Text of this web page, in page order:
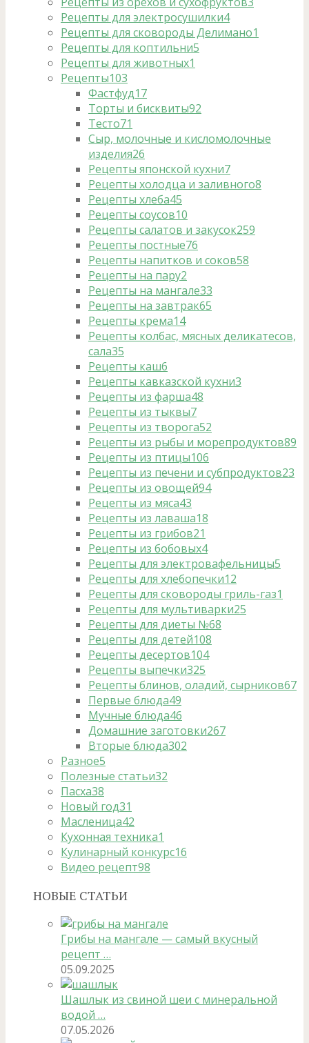
Рецепты для электросушилки4
Рецепты для сковороды Делимано1
Рецепты для коптильни5
Рецепты для животных1
Рецепты103
Фастфуд17
Торты и бисквиты92
Тесто71
Сыр, молочные и кисломолочные
изделия26
Рецепты японской кухни7
Рецепты холодца и заливного8
Рецепты хлеба45
Рецепты соусов10
Рецепты салатов и закусок259
Рецепты постные76
Рецепты напитков и соков58
Рецепты на пару2
Рецепты на мангале33
Рецепты на завтрак65
Рецепты крема14
Рецепты колбас, мясных деликатесов,
сала35
Рецепты каш6
Рецепты кавказской кухни3
Рецепты из фарша48
Рецепты из тыквы7
Рецепты из творога52
Рецепты из рыбы и морепродуктов89
Рецепты из птицы106
Рецепты из печени и субпродуктов23
Рецепты из овощей94
Рецепты из мяса43
Рецепты из лаваша18
Рецепты из грибов21
Рецепты из бобовых4
Рецепты для электровафельницы5
Рецепты для хлебопечки12
Рецепты для сковороды гриль-газ1
Рецепты для мультиварки25
Рецепты для диеты №68
Рецепты для детей108
Рецепты десертов104
Рецепты выпечки325
Рецепты блинов, оладий, сырников67
Первые блюда49
Мучные блюда46
Домашние заготовки267
Вторые блюда302
Разное5
Полезные статьи32
Пасха38
Новый год31
Масленица42
Кухонная техника1
Кулинарный конкурс16
Видео рецепт98
НОВЫЕ СТАТЬИ
Грибы на мангале — самый вкусный
рецепт …
05.09.2025
Шашлык из свиной шеи с минеральной
водой …
07.05.2026